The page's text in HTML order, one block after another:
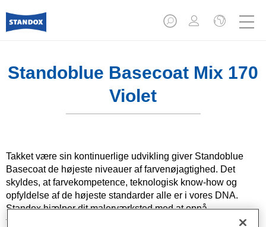
Standoblue Basecoat Mix 170
Violet
Takket være sin kontinuerlige udvikling giver Standoblue
Basecoat de højeste niveauer af farvenøjagtighed. Det
skyldes, at farvekompetence, teknologisk know-how og
opfyldelse af de højeste standarder alle er i vores DNA.
Standox hjælper dit malerværksted med at opnå
fremragende resultater, hvad enten det gælder